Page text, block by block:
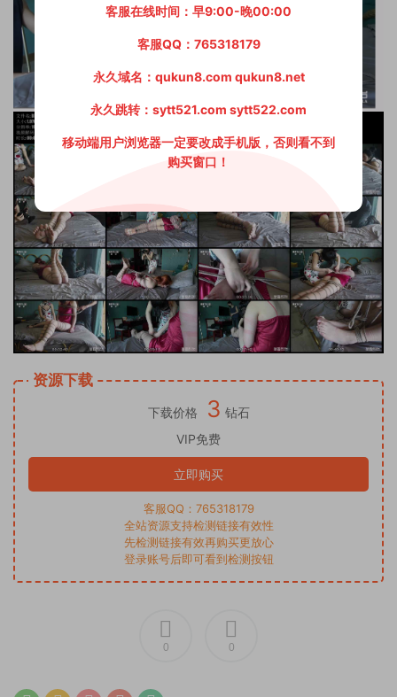
资源下载
下载价格 3 钻石
VIP免费
立即购买
客服QQ：765318179
全站资源支持检测链接有效性
先检测链接有效再购买更放心
登录账号后即可看到检测按钮
0 0
客服在线时间：早9:00-晚00:00
客服QQ：765318179
永久域名：qukun8.com qukun8.net
永久跳转：sytt521.com sytt522.com
移动端用户浏览器一定要改成手机版，否则看不到
购买窗口！